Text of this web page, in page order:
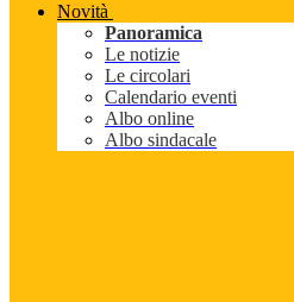
Novità
Panoramica
Le notizie
Le circolari
Calendario eventi
Albo online
Albo sindacale